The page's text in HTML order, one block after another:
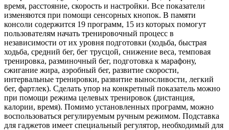
время, расстояние, скорость и настройки. Все показатели
изменяются при помощи сенсорных кнопок. В памяти
консоли содержится 19 программ, 15 из которых помогут
пользователям начать тренировочный процесс в
независимости от их уровня подготовки (ходьба, быстрая
ходьба, средний бег, бег трусцой, снижение веса, темповая
тренировка, разминочный бег, подготовка к марафону,
сжигание жира, аэробный бег, развитие скорости,
интервальные тренировки, развитие выносливости, легкий
бег, фартлек). Сделать упор на конкретный показатель можно
при помощи режима целевых тренировок (дистанция,
калории, время). Помимо установленных программ, можно
воспользоваться регулируемым ручным режимом. Подставка
для гаджетов имеет специальный регулятор, необходимый для